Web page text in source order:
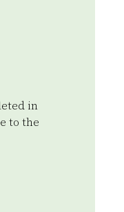
in
to the